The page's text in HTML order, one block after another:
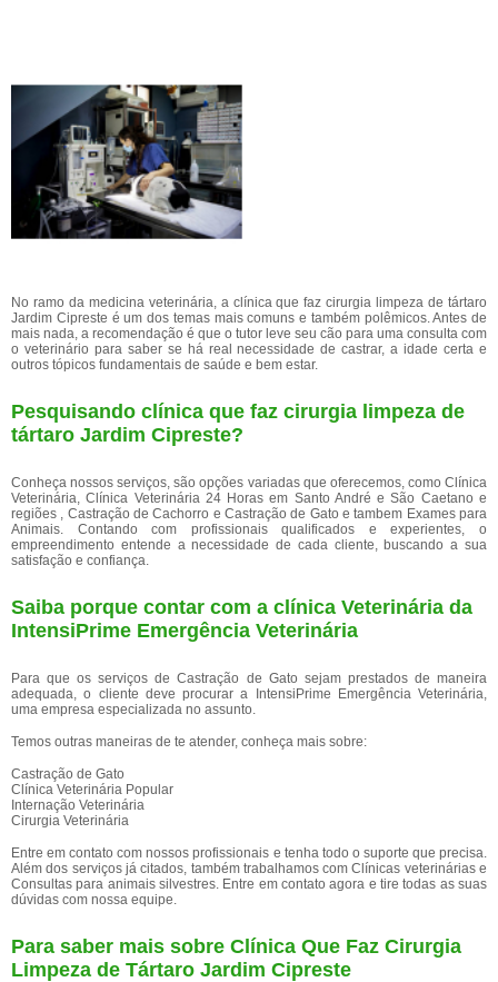
No ramo da medicina veterinária, a clínica que faz cirurgia limpeza de tártaro
Jardim Cipreste é um dos temas mais comuns e também polêmicos. Antes de
mais nada, a recomendação é que o tutor leve seu cão para uma consulta com
o veterinário para saber se há real necessidade de castrar, a idade certa e
outros tópicos fundamentais de saúde e bem estar.
Pesquisando clínica que faz cirurgia limpeza de
tártaro Jardim Cipreste?
Conheça nossos serviços, são opções variadas que oferecemos, como Clínica
Veterinária, Clínica Veterinária 24 Horas em Santo André e São Caetano e
regiões , Castração de Cachorro e Castração de Gato e tambem Exames para
Animais. Contando com profissionais qualificados e experientes, o
empreendimento entende a necessidade de cada cliente, buscando a sua
satisfação e confiança.
Saiba porque contar com a clínica Veterinária da
IntensiPrime Emergência Veterinária
Para que os serviços de Castração de Gato sejam prestados de maneira
adequada, o cliente deve procurar a IntensiPrime Emergência Veterinária,
uma empresa especializada no assunto.
Temos outras maneiras de te atender, conheça mais sobre:
Castração de Gato
Clínica Veterinária Popular
Internação Veterinária
Cirurgia Veterinária
Entre em contato com nossos profissionais e tenha todo o suporte que precisa.
Além dos serviços já citados, também trabalhamos com Clínicas veterinárias e
Consultas para animais silvestres. Entre em contato agora e tire todas as suas
dúvidas com nossa equipe.
Para saber mais sobre Clínica Que Faz Cirurgia
Limpeza de Tártaro Jardim Cipreste